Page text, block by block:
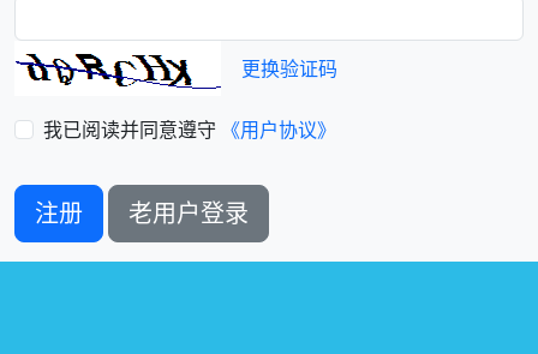
更换验证码
我已阅读并同意遵守 《用户协议》
注册 老用户登录